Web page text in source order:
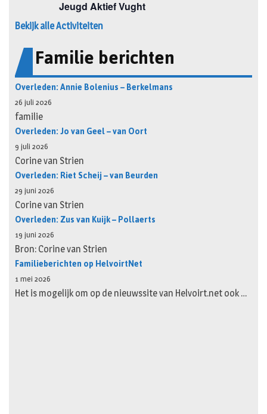
Bekijk alle Activiteiten
Familie berichten
Overleden: Annie Bolenius – Berkelmans
26 juli 2026
familie
Overleden: Jo van Geel – van Oort
9 juli 2026
Corine van Strien
Overleden: Riet Scheij – van Beurden
29 juni 2026
Corine van Strien
Overleden: Zus van Kuijk – Pollaerts
19 juni 2026
Bron: Corine van Strien
Familieberichten op HelvoirtNet
1 mei 2026
Het is mogelijk om op de nieuwssite van Helvoirt.net ook …